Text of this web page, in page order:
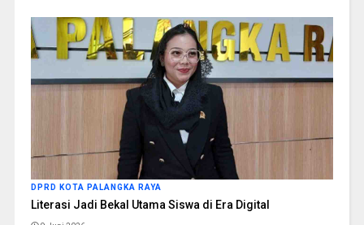
DPRD KOTA PALANGKA RAYA
Literasi Jadi Bekal Utama Siswa di Era Digital